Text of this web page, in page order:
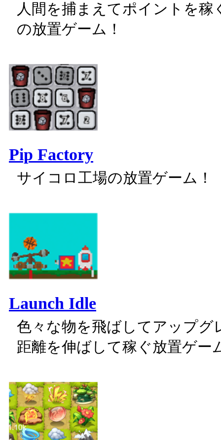
人間を捕まえてポイントを稼
の放置ゲーム！
Pip Factory
サイコロ工場の放置ゲーム！
Launch Idle
色々な物を飛ばしてアップグ
距離を伸ばして稼ぐ放置ゲー